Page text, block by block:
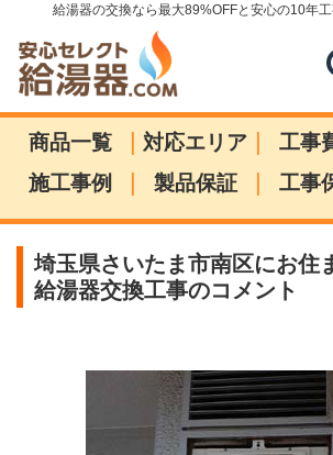
給湯器の交換なら最大89%OFFと安心の10年
商品一覧 | 対応エリア | 工事
施工事例
| 製品保証 | 工事
埼玉県さいたま市南区にお住
給湯器交換工事のコメント